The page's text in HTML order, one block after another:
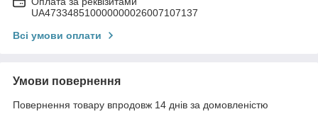
UA473348510000000026007107137
Всі умови оплати
Умови повернення
Повернення товару впродовж 14 днів за домовленістю